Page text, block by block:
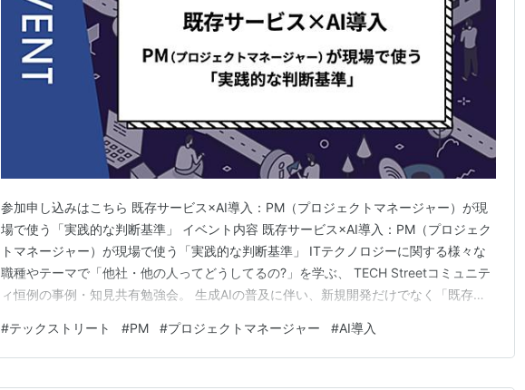
参加申し込みはこちら 既存サービス×AI導入：PM（プロジェクトマネージャー）が現
場で使う「実践的な判断基準」 イベント内容 既存サービス×AI導入：PM（プロジェク
トマネージャー）が現場で使う「実践的な判断基準」 ITテクノロジーに関する様々な
職種やテーマで「他社・他の人ってどうしてるの?」を学ぶ、 TECH Streetコミュニテ
ィ恒例の事例・知見共有勉強会。 生成AIの普及に伴い、新規開発だけでなく「既存の
こで本イベントでは、「既存サービスに対して、PMはどのようにAIの適用可能性を評
価し、導入を判断している…
#テックストリート #PM #プロジェクトマネージャー #AI導入